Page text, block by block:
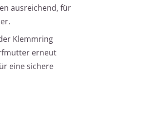
ausreichend, für
Klemmring
erneut
eine sichere